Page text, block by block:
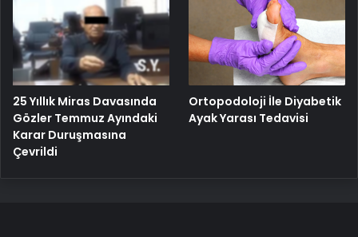
25 Yıllık Miras Davasında
Gözler Temmuz Ayındaki
Karar Duruşmasına
Çevrildi
Ortopodoloji İle Diyabetik
Ayak Yarası Tedavisi